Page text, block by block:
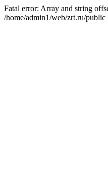
Fatal error: Array and string
/home/admin1/web/zrt.ru/